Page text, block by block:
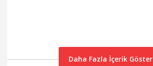
Daha Fazla İçerik Göster